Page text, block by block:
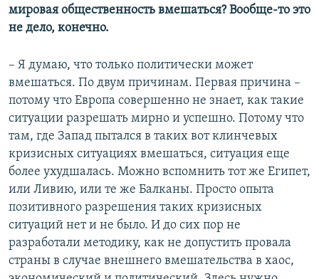
мировая общественность вмешаться? Вообще-то это
не дело, конечно.
– Я думаю, что только политически может
вмешаться. По двум причинам. Первая причина –
потому что Европа совершенно не знает, как такие
ситуации разрешать мирно и успешно. Потому что
там, где Запад пытался в таких вот клинчевых
кризисных ситуациях вмешаться, ситуация еще
более ухудшалась. Можно вспомнить тот же Египет,
или Ливию, или те же Балканы. Просто опыта
позитивного разрешения таких кризисных
ситуаций нет и не было. И до сих пор не
разработали методику, как не допустить провала
страны в случае внешнего вмешательства в хаос,